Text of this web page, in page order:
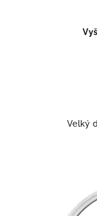
Velký